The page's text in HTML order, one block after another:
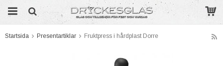
Startsida Presentartiklar Fruktpress i hårdplast Dorre